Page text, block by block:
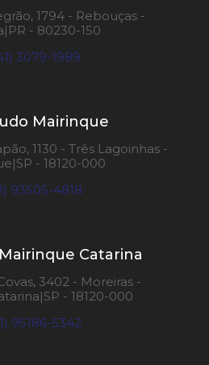
1794 - Rebouças -
- 80230-150
3079-1989
Mairinque
1130 - Três Lagoinhas -
- 18120-000
93505-4818
Catarina
3402 - Moreiras -
- 18120-000
95186-5342